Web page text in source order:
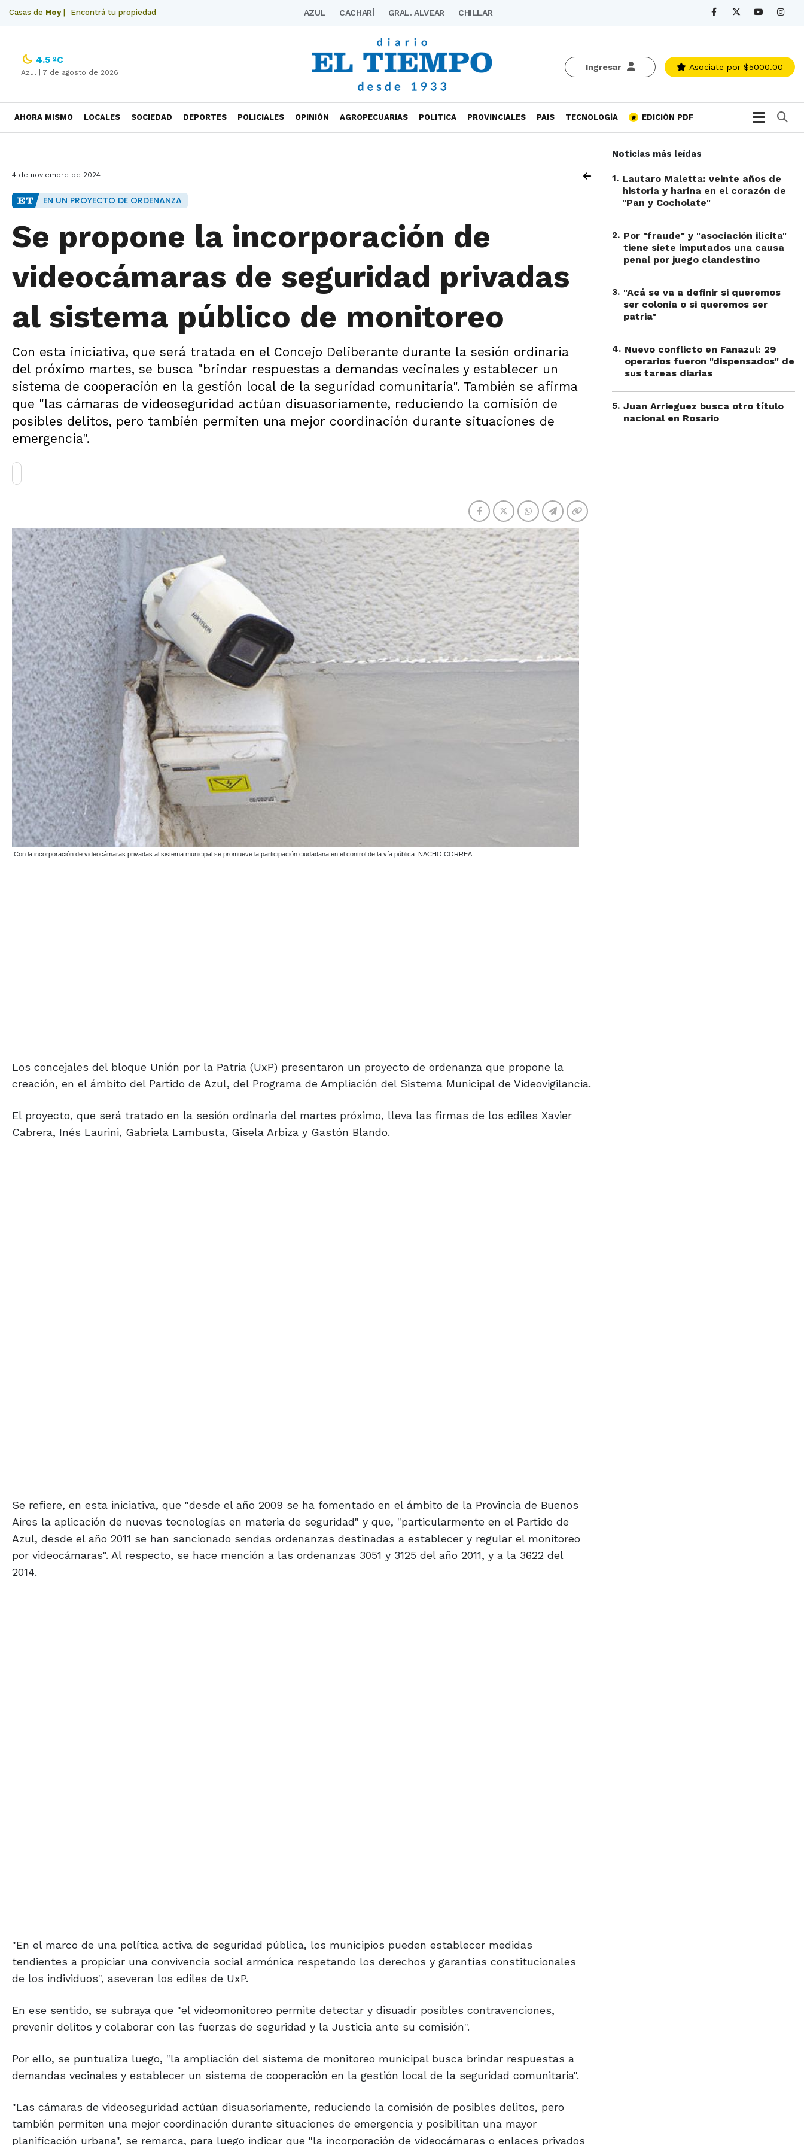
Casas de Hoy| Encontrá tu propiedad AZUL CACHARÍ GRAL. ALVEAR CHILLAR
Ingresar Asociate por $5000.00
4.5 ºC
Azul | 7 de agosto de 2026
AHORA MISMO LOCALES SOCIEDAD DEPORTES POLICIALES OPINIÓN AGROPECUARIAS POLITICA PROVINCIALES PAIS TECNOLOGÍA EDICIÓN PDF
4 de noviembre de 2024
EN UN PROYECTO DE ORDENANZA
Se propone la incorporación de
videocámaras de seguridad privadas
al sistema público de monitoreo
Con esta iniciativa, que será tratada en el Concejo Deliberante durante la sesión ordinaria
del próximo martes, se busca "brindar respuestas a demandas vecinales y establecer un
sistema de cooperación en la gestión local de la seguridad comunitaria". También se afirma
que "las cámaras de videoseguridad actúan disuasoriamente, reduciendo la comisión de
posibles delitos, pero también permiten una mejor coordinación durante situaciones de
emergencia".
Con la incorporación de videocámaras privadas al sistema municipal se promueve la participación ciudadana en el control de la vía pública. NACHO CORREA
Los concejales del bloque Unión por la Patria (UxP) presentaron un proyecto de ordenanza que propone la
creación, en el ámbito del Partido de Azul, del Programa de Ampliación del Sistema Municipal de Videovigilancia.
El proyecto, que será tratado en la sesión ordinaria del martes próximo, lleva las firmas de los ediles Xavier
Cabrera, Inés Laurini, Gabriela Lambusta, Gisela Arbiza y Gastón Blando.
Se refiere, en esta iniciativa, que "desde el año 2009 se ha fomentado en el ámbito de la Provincia de Buenos
Aires la aplicación de nuevas tecnologías en materia de seguridad" y que, "particularmente en el Partido de
Azul, desde el año 2011 se han sancionado sendas ordenanzas destinadas a establecer y regular el monitoreo
por videocámaras". Al respecto, se hace mención a las ordenanzas 3051 y 3125 del año 2011, y a la 3622 del
2014.
"En el marco de una política activa de seguridad pública, los municipios pueden establecer medidas
tendientes a propiciar una convivencia social armónica respetando los derechos y garantías constitucionales
de los individuos", aseveran los ediles de UxP.
En ese sentido, se subraya que "el videomonitoreo permite detectar y disuadir posibles contravenciones,
prevenir delitos y colaborar con las fuerzas de seguridad y la Justicia ante su comisión".
Por ello, se puntualiza luego, "la ampliación del sistema de monitoreo municipal busca brindar respuestas a
demandas vecinales y establecer un sistema de cooperación en la gestión local de la seguridad comunitaria".
"Las cámaras de videoseguridad actúan disuasoriamente, reduciendo la comisión de posibles delitos, pero
también permiten una mejor coordinación durante situaciones de emergencia y posibilitan una mayor
planificación urbana", se remarca, para luego indicar que "la incorporación de videocámaras o enlaces privados
Noticias más leídas
1. Lautaro Maletta: veinte años de
historia y harina en el corazón de
"Pan y Cocholate"
2. Por "fraude" y "asociación ilícita"
tiene siete imputados una causa
penal por juego clandestino
3. "Acá se va a definir si queremos
ser colonia o si queremos ser
patria"
4. Nuevo conflicto en Fanazul: 29
operarios fueron "dispensados" de
sus tareas diarias
5. Juan Arrieguez busca otro título
nacional en Rosario